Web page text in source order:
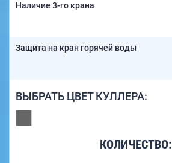
Наличие 3-го крана
Защита на кран горячей воды
ВЫБРАТЬ ЦВЕТ КУЛЛЕРА:
КОЛИЧЕСТВО: